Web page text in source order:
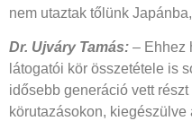
nem utaztak tőlünk
Dr. Ujváry Tamás: – Ehhez
látogatói kör összetétele is
idősebb generáció vett
körutazásokon,